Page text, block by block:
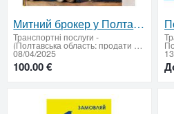
Митний брокер у Полтаві – авто, Т1, імпорт, експорт, особисті речі
Транспортні послуги -
(Полтавська область: продати купити)
08/04/2025
100.00 €